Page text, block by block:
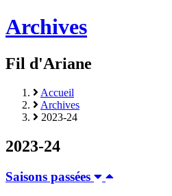
Archives
Fil d'Ariane
Accueil
Archives
2023-24
2023-24
Saisons passées